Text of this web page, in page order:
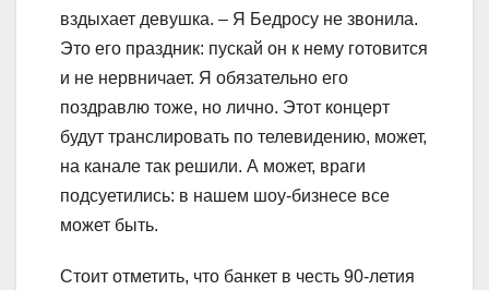
вздыхает девушка. – Я Бедросу не звонила.
Это его праздник: пускай он к нему готовится
и не нервничает. Я обязательно его
поздравлю тоже, но лично. Этот концерт
будут транслировать по телевидению, может,
на канале так решили. А может, враги
подсуетились: в нашем шоу-бизнесе все
может быть.
Стоит отметить, что банкет в честь 90-летия